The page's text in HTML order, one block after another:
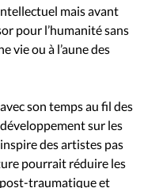
mais avant
pour l’humanité sans
vie ou à l’aune des
son temps au fil des
sur les
des artistes pas
pourrait réduire les
traumatique et